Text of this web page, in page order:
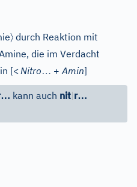
〉 durch Reaktion mit
die im Verdacht
[<Nitro… +Amin]
… kann auch nit|r…